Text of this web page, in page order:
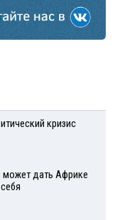
кризис
может дать Африке